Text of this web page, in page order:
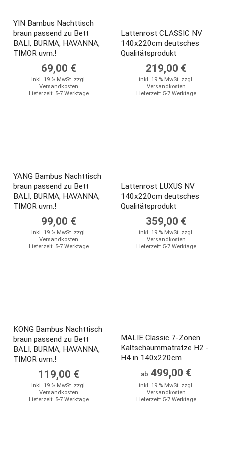
YIN Bambus Nachttisch
braun passend zu Bett
BALI, BURMA, HAVANNA,
TIMOR uvm.!
69,00 €
inkl. 19 % MwSt. zzgl.
Versandkosten
Lieferzeit: 5-7 Werktage
Lattenrost CLASSIC NV
140x220cm deutsches
Qualitätsprodukt
219,00 €
inkl. 19 % MwSt. zzgl.
Versandkosten
Lieferzeit: 5-7 Werktage
YANG Bambus Nachttisch
braun passend zu Bett
BALI, BURMA, HAVANNA,
TIMOR uvm.!
99,00 €
inkl. 19 % MwSt. zzgl.
Versandkosten
Lieferzeit: 5-7 Werktage
Lattenrost LUXUS NV
140x220cm deutsches
Qualitätsprodukt
359,00 €
inkl. 19 % MwSt. zzgl.
Versandkosten
Lieferzeit: 5-7 Werktage
KONG Bambus Nachttisch
braun passend zu Bett
BALI, BURMA, HAVANNA,
TIMOR uvm.!
119,00 €
inkl. 19 % MwSt. zzgl.
Versandkosten
Lieferzeit: 5-7 Werktage
MALIE Classic 7-Zonen
Kaltschaummatratze H2 -
H4 in 140x220cm
ab 499,00 €
inkl. 19 % MwSt. zzgl.
Versandkosten
Lieferzeit: 5-7 Werktage